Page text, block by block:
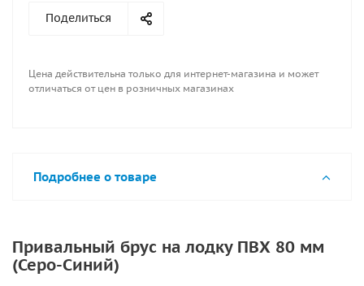
Поделиться
Цена действительна только для интернет-магазина и может
отличаться от цен в розничных магазинах
Подробнее о товаре
Привальный брус на лодку ПВХ 80 мм
(Серо-Синий)